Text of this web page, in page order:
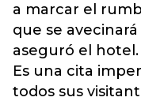
a marcar el
que se
aseguró el hotel.
Es una cita
todos sus